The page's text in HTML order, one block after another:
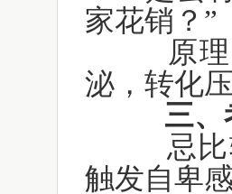
家花销？”
原理：
泌，转化
三、
忌比较
触发自卑